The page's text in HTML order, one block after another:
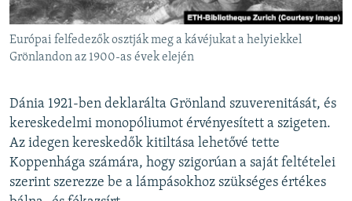
Európai felfedezők osztják meg a kávéjukat a helyiekkel
Grönlandon az 1900-as évek elején
Dánia 1921-ben deklarálta Grönland szuverenitását, és
kereskedelmi monopóliumot érvényesített a szigeten.
Az idegen kereskedők kitiltása lehetővé tette
Koppenhága számára, hogy szigorúan a saját feltételei
szerint szerezze be a lámpásokhoz szükséges értékes